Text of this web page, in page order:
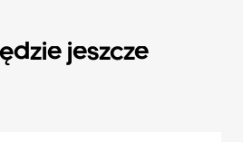
jeszcze